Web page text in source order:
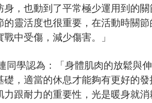
身，也動到了平常極少運用到的關
的靈活度也很重要，在活動時關
中受傷，減少傷害。」
同學認為：「身體肌肉的放鬆與
礎，適當的休息才能夠有更好的
力跟耐力的重要性，光是暖身就